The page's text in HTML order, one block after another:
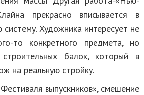
прекрасно вписывается в
систему. Художника интересует не
то конкретного предмета, но
строительных балок, который в
на реальную стройку.
выпускников», смешение